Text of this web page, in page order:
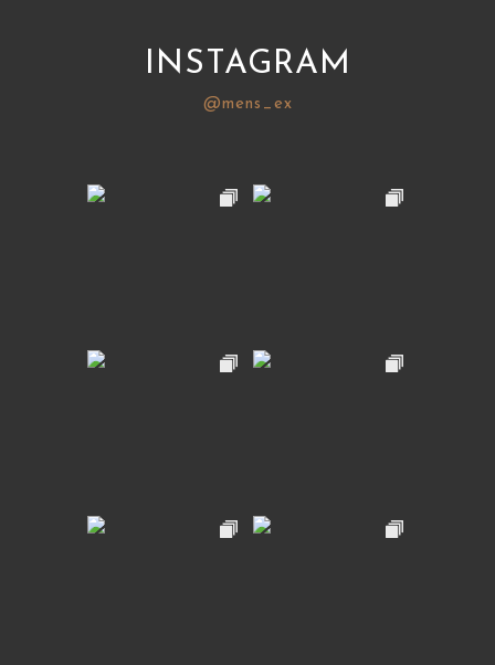
INSTAGRAM
@mens_ex